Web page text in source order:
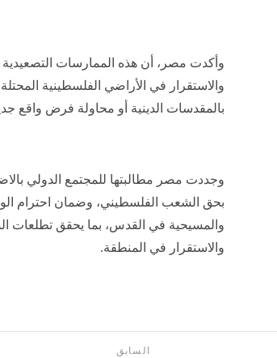
وأكدت مصر، أن هذه الممارسات التصعيدية
والاستقرار في الأراضي الفلسطينية
بالمقدسات الدينية أو محاولة فرض واقع
وجددت مصر مطالبتها للمجتمع الدولي
بحق الشعب الفلسطيني، وضمان احترام
والمسيحية في القدس، بما يحقق تطلعات
والاستقرار في المنطقة.
السابق